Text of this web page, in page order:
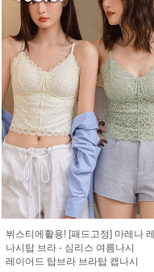
뷔스티에활용! [패드고정] 마레나
나시탑 브라 - 심리스 여름나시
레이어드 탑브라 브라탑 캡나시